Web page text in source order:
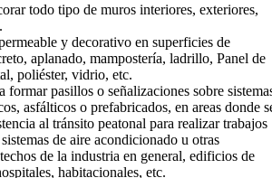
todo tipo de muros interiores, exteriores,
y decorativo en superficies de
aplanado, mampostería, ladrillo, Panel de
poliéster, vidrio, etc.
formar pasillos o señalizaciones sobre
asfálticos o prefabricados, en areas donde
al tránsito peatonal para realizar trabajos
de aire acondicionado u otras
de la industria en general, edificios de
habitacionales, etc.